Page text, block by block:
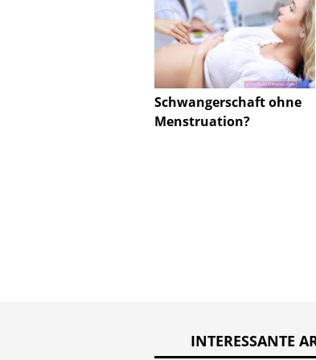
Schwangerschaft ohne
Menstruation?
INTERESSANTE